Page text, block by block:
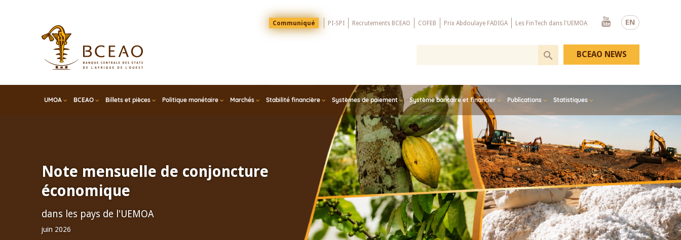
EN
Menu
Top
Communiqué PI-SPI Recrutements BCEAO COFEB Prix Abdoulaye FADIGA Les FinTech dans l'UEMOA
Youtube
UMOA BCEAO Billets et pièces Politique monétaire Marchés Stabilité financière Systèmes de paiement Système bancaire et financier Publications Statistiques
BCEAO NEWS
Note mensuelle de conjoncture
économique
dans les pays de l'UEMOA
juin 2026